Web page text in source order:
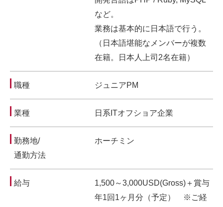
など。
業務は基本的に日本語で行う。
（日本語堪能なメンバーが複数
在籍。日本人上司2名在籍）
職種 ジュニアPM
業種 日系ITオフショア企業
勤務地/
通勤方法
ホーチミン
給与
1,500～3,000USD(Gross)＋賞与
年1回1ヶ月分（予定） ※ご経